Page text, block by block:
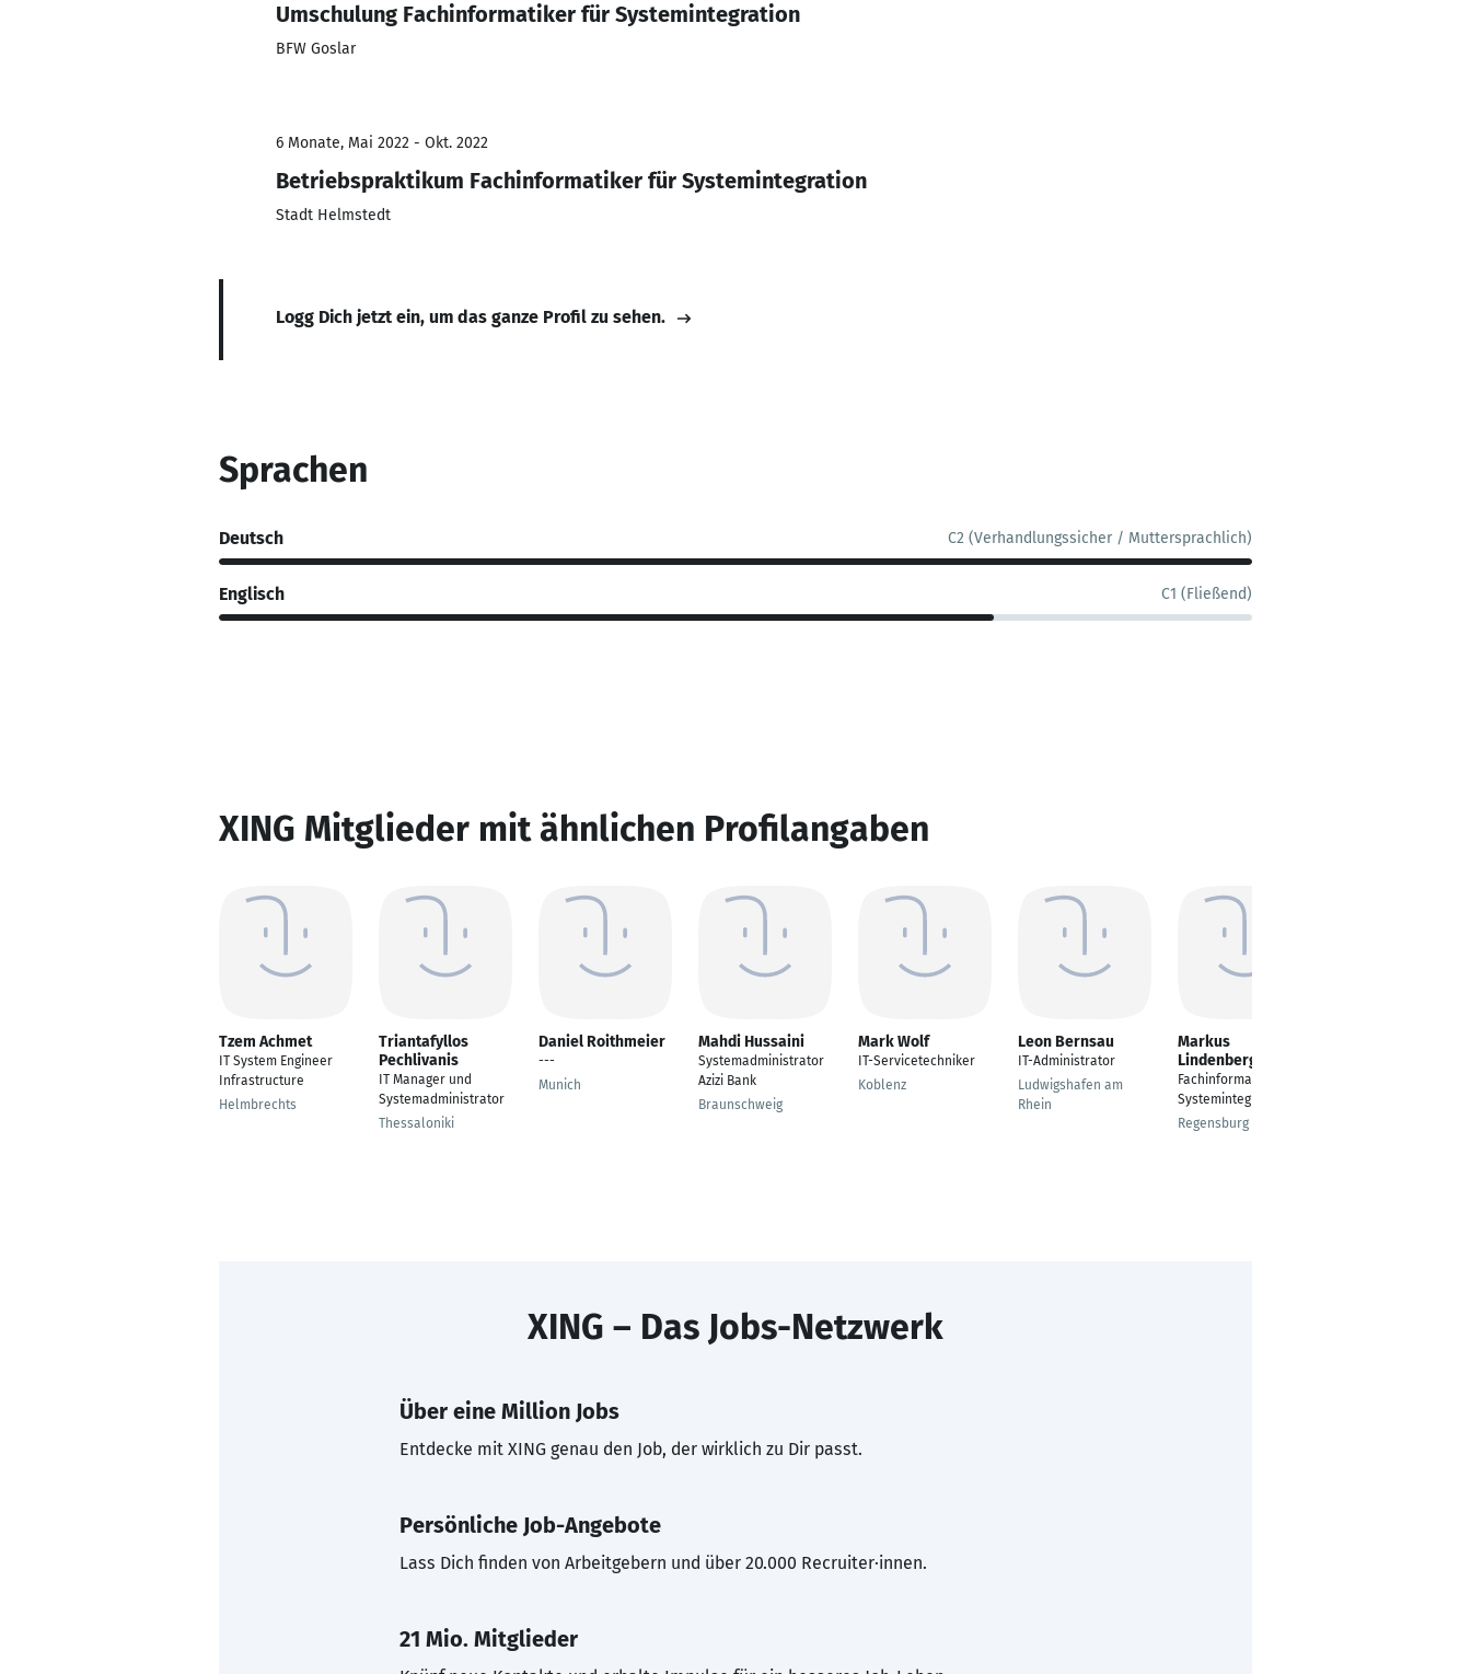
Umschulung Fachinformatiker für Systemintegration
BFW Goslar
6 Monate, Mai 2022 - Okt. 2022
Betriebspraktikum Fachinformatiker für Systemintegration
Stadt Helmstedt
Logg Dich jetzt ein, um das ganze Profil zu sehen.
Sprachen
Deutsch C2 (Verhandlungssicher / Muttersprachlich)
Englisch C1 (Fließend)
XING Mitglieder mit ähnlichen Profilangaben
Tzem Achmet
IT System Engineer
Infrastructure
Helmbrechts
Triantafyllos
Pechlivanis
IT Manager und
Systemadministrator
Thessaloniki
Daniel Roithmeier
---
Munich
Mahdi Hussaini
Systemadministrator
Azizi Bank
Braunschweig
Mark Wolf
IT-Servicetechniker
Koblenz
Leon Bernsau
IT-Administrator
Ludwigshafen am
Rhein
Markus
Lindenberg
Fachinformatiker für
Systemintegration
Regensburg
XING – Das Jobs-Netzwerk
Über eine Million Jobs
Entdecke mit XING genau den Job, der wirklich zu Dir passt.
Persönliche Job-Angebote
Lass Dich finden von Arbeitgebern und über 20.000 Recruiter·innen.
21 Mio. Mitglieder